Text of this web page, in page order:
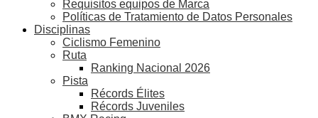
Requisitos equipos de Marca
Políticas de Tratamiento de Datos Personales
Disciplinas
Ciclismo Femenino
Ruta
Ranking Nacional 2026
Pista
Récords Élites
Récords Juveniles